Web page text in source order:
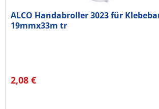
ALCO Handabroller 3023 für
19mmx33m tr
2,08 €